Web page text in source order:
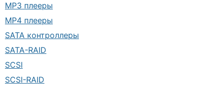
MP3 плееры
MP4 плееры
SATA контроллеры
SATA-RAID
SCSI
SCSI-RAID